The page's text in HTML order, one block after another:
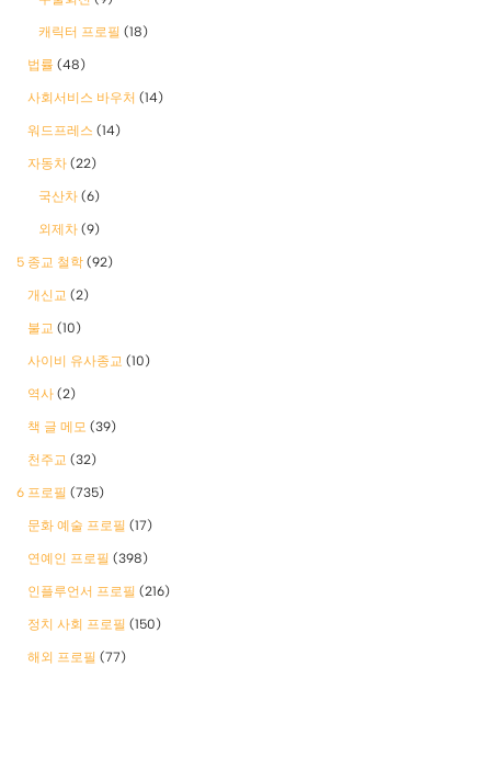
캐릭터 프로필 (18)
법률 (48)
사회서비스 바우처 (14)
워드프레스 (14)
자동차 (22)
국산차 (6)
외제차 (9)
5 종교 철학 (92)
개신교 (2)
불교 (10)
사이비 유사종교 (10)
역사 (2)
책 글 메모 (39)
천주교 (32)
6 프로필 (735)
문화 예술 프로필 (17)
연예인 프로필 (398)
인플루언서 프로필 (216)
정치 사회 프로필 (150)
해외 프로필 (77)